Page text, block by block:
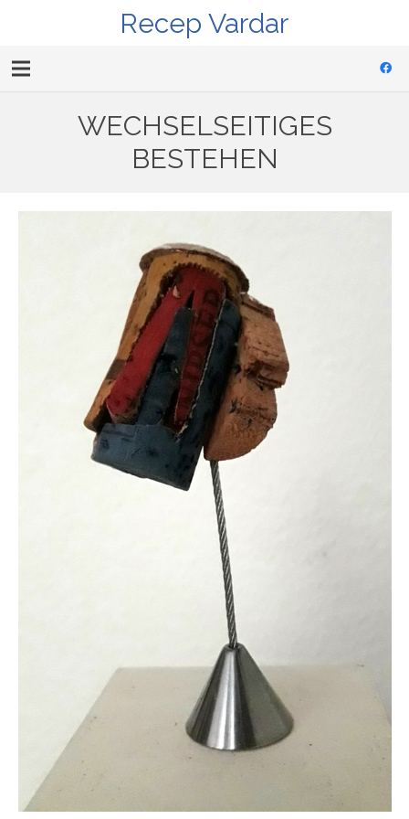
Recep Vardar
WECHSELSEITIGES
BESTEHEN